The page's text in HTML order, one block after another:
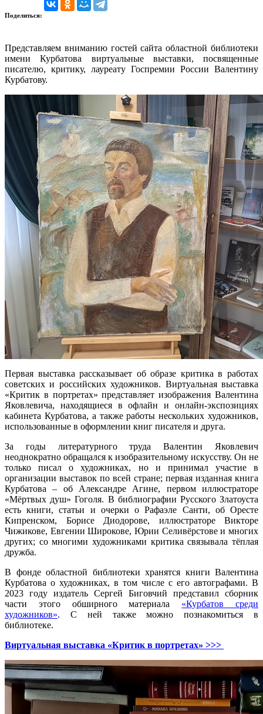
Поделиться:
Представляем вниманию гостей сайта областной библиотеки
имени Курбатова виртуальные выставки, посвященные
писателю, критику, лауреату Госпремии России Валентину
Курбатову.
Первая выставка рассказывает об образе критика в работах
советских и российских художников. Виртуальная выставка
«Критик в портретах» представляет изображения Валентина
Яковлевича, находящиеся в офлайн и онлайн-экспозициях
кабинета Курбатова, а также работы нескольких художников,
использованные в оформлении книг писателя и друга.
За годы литературного труда Валентин Яковлевич
неоднократно обращался к изобразительному искусству. Он не
только писал о художниках, но и принимал участие в
организации выставок по всей стране; первая изданная книга
Курбатова – об Александре Агине, первом иллюстраторе
«Мёртвых душ» Гоголя. В библиографии Русского Златоуста
есть книги, статьи и очерки о Рафаэле Санти, об Оресте
Кипренском, Борисе Диодорове, иллюстраторе Викторе
Чижикове, Евгении Широкове, Юрии Селивёрстове и многих
других; со многими художниками критика связывала тёплая
дружба.
В фонде областной библиотеки хранятся книги Валентина
Курбатова о художниках, в том числе с его автографами. В
2023 году издатель Сергей Биговчий представил сборник
части этого обширного материала «Курбатов среди
художников». С ней также можно познакомиться в
библиотеке.
Виртуальная выставка «Критик в портретах» >>>